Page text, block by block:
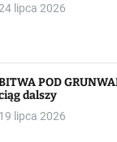
lipca 2026
POD
dalszy
19 lipca 2026